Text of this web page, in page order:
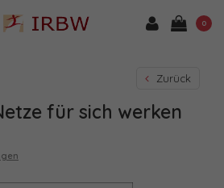
0
Zurück
für sich werken